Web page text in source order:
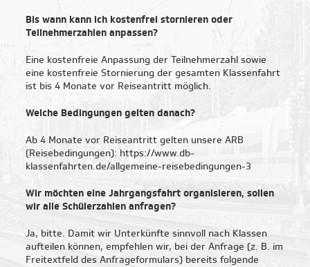
Bis wann kann ich kostenfrei stornieren oder
Teilnehmerzahlen anpassen?
Eine kostenfreie Anpassung der Teilnehmerzahl sowie
eine kostenfreie Stornierung der gesamten Klassenfahrt
ist bis 4 Monate vor Reiseantritt möglich.
Welche Bedingungen gelten danach?
Ab 4 Monate vor Reiseantritt gelten unsere ARB
(Reisebedingungen): https://www.db-
klassenfahrten.de/allgemeine-reisebedingungen-3
Wir möchten eine Jahrgangsfahrt organisieren, sollen
wir alle Schülerzahlen anfragen?
Ja, bitte. Damit wir Unterkünfte sinnvoll nach Klassen
aufteilen können, empfehlen wir, bei der Anfrage (z. B. im
Freitextfeld des Anfrageformulars) bereits folgende